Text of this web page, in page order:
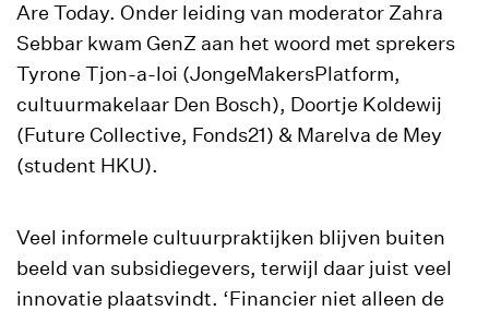
Are Today. Onder leiding van moderator Zahra
Sebbar kwam GenZ aan het woord met sprekers
Tyrone Tjon-a-loi (JongeMakersPlatform,
cultuurmakelaar Den Bosch), Doortje Koldewij
(Future Collective, Fonds21) & Marelva de Mey
(student HKU).
Veel informele cultuurpraktijken blijven buiten
beeld van subsidiegevers, terwijl daar juist veel
innovatie plaatsvindt. ‘Financier niet alleen de